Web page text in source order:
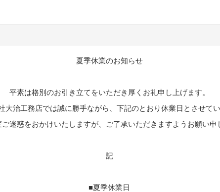
夏季休業のお知らせ
平素は格別のお引き立てをいただき厚くお礼申し上げます。
大治工務店では誠に勝手ながら、下記のとおり休業日とさせてい
迷惑をおかけいたしますが、ご了承いただきますようお願い申
記
■夏季休業日